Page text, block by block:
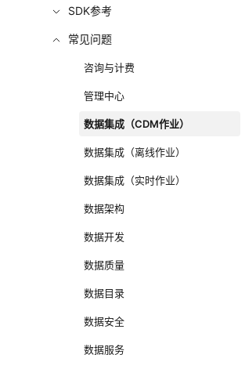
SDK参考
常见问题
咨询与计费
管理中心
数据集成（CDM作业）
数据集成（离线作业）
数据集成（实时作业）
数据架构
数据开发
数据质量
数据目录
数据安全
数据服务